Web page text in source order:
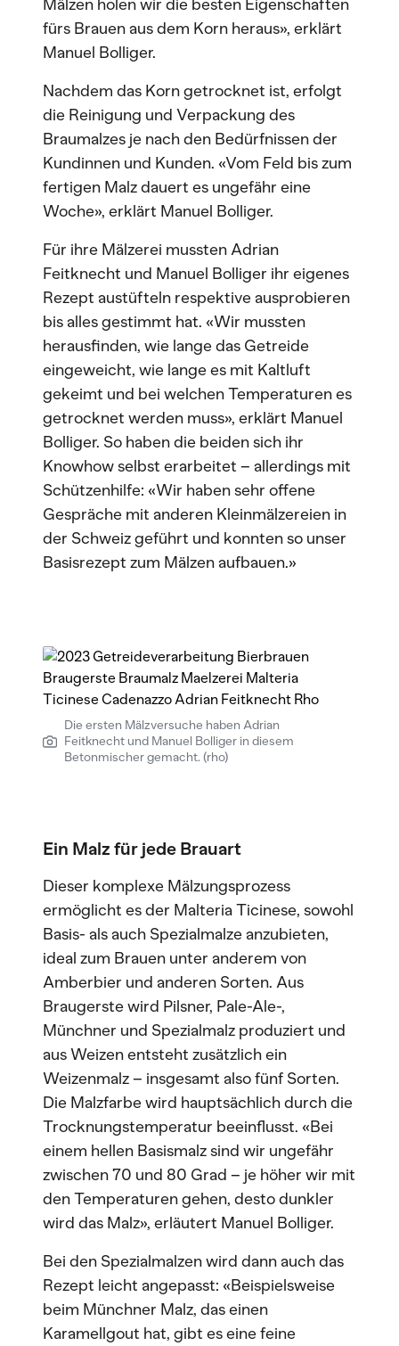
Mälzen holen wir die besten Eigenschaften
fürs Brauen aus dem Korn heraus», erklärt
Manuel Bolliger.
Nachdem das Korn getrocknet ist, erfolgt
die Reinigung und Verpackung des
Braumalzes je nach den Bedürfnissen der
Kundinnen und Kunden. «Vom Feld bis zum
fertigen Malz dauert es ungefähr eine
Woche», erklärt Manuel Bolliger.
Für ihre Mälzerei mussten Adrian
Feitknecht und Manuel Bolliger ihr eigenes
Rezept austüfteln respektive ausprobieren
bis alles gestimmt hat. «Wir mussten
herausfinden, wie lange das Getreide
eingeweicht, wie lange es mit Kaltluft
gekeimt und bei welchen Temperaturen es
getrocknet werden muss», erklärt Manuel
Bolliger. So haben die beiden sich ihr
Knowhow selbst erarbeitet – allerdings mit
Schützenhilfe: «Wir haben sehr offene
Gespräche mit anderen Kleinmälzereien in
der Schweiz geführt und konnten so unser
Basisrezept zum Mälzen aufbauen.»
Die ersten Mälzversuche haben Adrian
Feitknecht und Manuel Bolliger in diesem
Betonmischer gemacht. (rho)
Ein Malz für jede Brauart
Dieser komplexe Mälzungsprozess
ermöglicht es der Malteria Ticinese, sowohl
Basis- als auch Spezialmalze anzubieten,
ideal zum Brauen unter anderem von
Amberbier und anderen Sorten. Aus
Braugerste wird Pilsner, Pale-Ale-,
Münchner und Spezialmalz produziert und
aus Weizen entsteht zusätzlich ein
Weizenmalz – insgesamt also fünf Sorten.
Die Malzfarbe wird hauptsächlich durch die
Trocknungstemperatur beeinflusst. «Bei
einem hellen Basismalz sind wir ungefähr
zwischen 70 und 80 Grad – je höher wir mit
den Temperaturen gehen, desto dunkler
wird das Malz», erläutert Manuel Bolliger.
Bei den Spezialmalzen wird dann auch das
Rezept leicht angepasst: «Beispielsweise
beim Münchner Malz, das einen
Karamellgout hat, gibt es eine feine